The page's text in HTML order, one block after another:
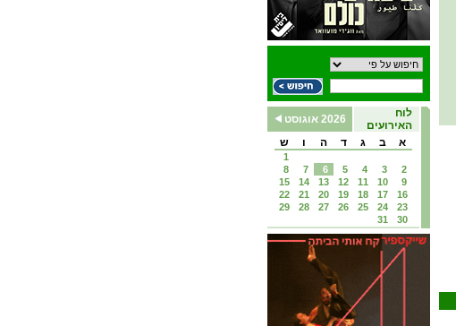
לוח
האירועים
2026 אוגוסט
א
ב ג ד ה ו ש
1
2
3
4
5
6
7
8
9
10
11
12
13
14
15
16
17
18
19
20
21
22
23
24
25
26
27
28
29
30
31